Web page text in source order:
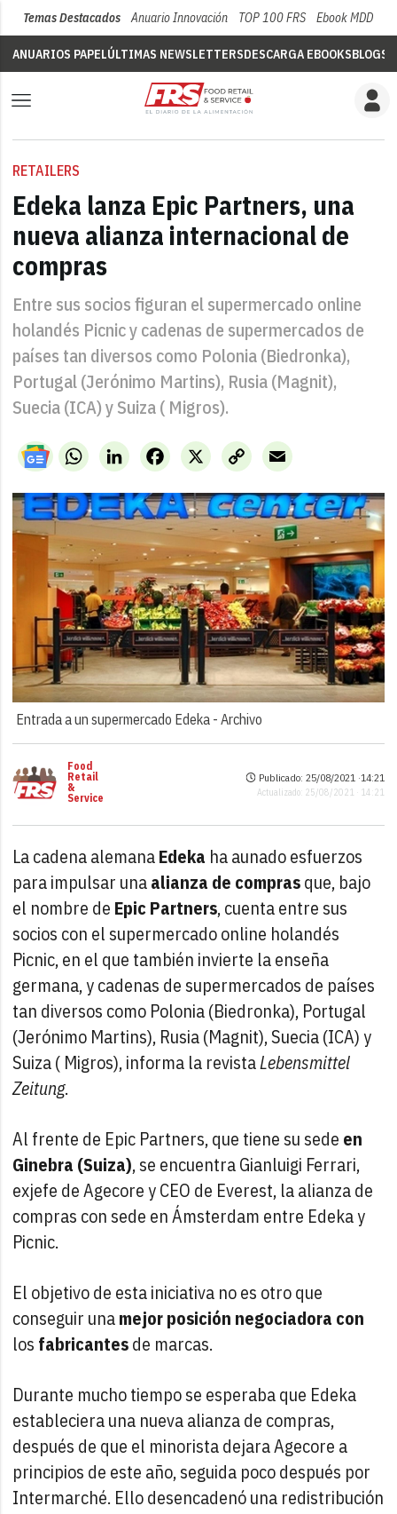
Temas Destacados Anuario Innovación TOP 100 FRS Ebook MDD
ANUARIOS PAPELÚLTIMAS NEWSLETTERSDESCARGA EBOOKSBLOGS
RETAILERS
Edeka lanza Epic Partners, una
nueva alianza internacional de
compras
Entre sus socios figuran el supermercado online
holandés Picnic y cadenas de supermercados de
países tan diversos como Polonia (Biedronka),
Portugal (Jerónimo Martins), Rusia (Magnit),
Suecia (ICA) y Suiza ( Migros).
WhatsAppLinkedIn X
Facebook
Copy
Link
Email
Entrada a un supermercado Edeka -Archivo
Food
Retail
&
Service
Publicado: 25/08/2021 ·14:21
Actualizado: 25/08/2021 · 14:21
La cadena alemanaEdeka ha aunado esfuerzos
para impulsar unaalianza de comprasque, bajo
el nombre de Epic Partners, cuenta entre sus
socios con el supermercado online holandés
Picnic, en el que también invierte la enseña
germana, y cadenas de supermercados de países
tan diversos como Polonia (Biedronka), Portugal
(Jerónimo Martins), Rusia (Magnit), Suecia (ICA) y
Suiza ( Migros), informa la revistaLebensmittel
Zeitung.
Al frente de Epic Partners, que tiene su sede en
Ginebra (Suiza), se encuentra Gianluigi Ferrari,
exjefe de Agecore y CEO de Everest, la alianza de
compras con sede en Ámsterdam entre Edeka y
Picnic.
El objetivo de esta iniciativa no es otro que
conseguir unamejor posición negociadora con
los fabricantesde marcas.
Durante mucho tiempo se esperaba que Edeka
estableciera una nueva alianza de compras,
después de que el minorista dejara Agecore a
principios de este año, seguida poco después por
Intermarché. Ello desencadenó una redistribución